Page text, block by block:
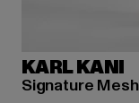
KARL KANI
Signature Mesh